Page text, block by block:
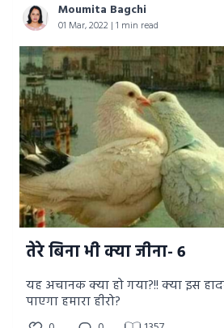
Moumita Bagchi
01 Mar, 2022 | 1 min read
तेरे बिना भी क्या जीना- 6
यह अचानक क्या हो गया?!! क्या इस
पाएगा हमारा हीरो?